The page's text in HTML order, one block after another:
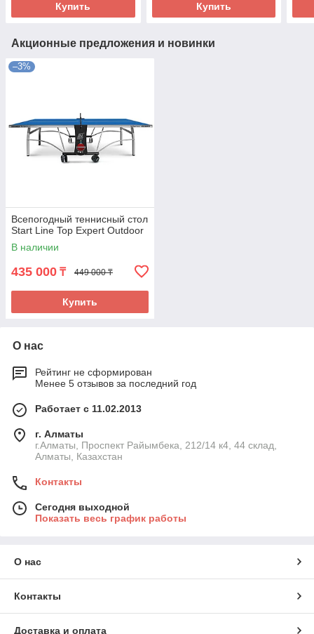
Купить Купить
Акционные предложения и новинки
–3%
Всепогодный теннисный стол
Start Line Top Expert Outdoor
В наличии
435 000 ₸ 449 000 ₸
Купить
О нас
Рейтинг не сформирован
Менее 5 отзывов за последний год
Работает с 11.02.2013
г. Алматы
г.Алматы, Проспект Райымбека, 212/14 к4, 44 склад,
Алматы, Казахстан
Контакты
Сегодня выходной
Показать весь график работы
О нас
Контакты
Доставка и оплата